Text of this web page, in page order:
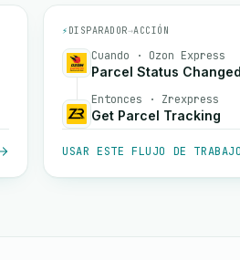
⚡ DISPARADOR→ACCIÓN
Cuando · Ozon Express
Parcel Status
Entonces · Zrexpress
Get Parcel Tracking
USAR ESTE FLUJO DE